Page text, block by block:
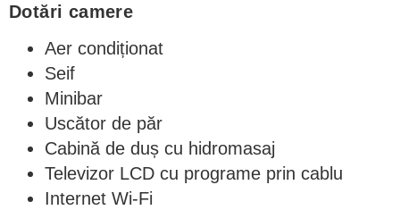
Dotări camere
Aer condiționat
Seif
Minibar
Uscător de păr
Cabină de duș cu hidromasaj
Televizor LCD cu programe prin cablu
Internet Wi-Fi